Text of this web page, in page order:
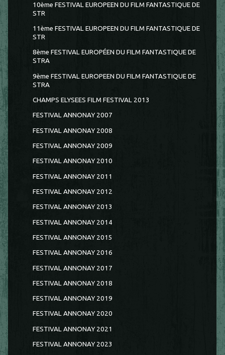
10ème FESTIVAL EUROPEEN DU FILM FANTASTIQUE DE
STR
11ème FESTIVAL EUROPEEN DU FILM FANTASTIQUE DE
STR
8ème FESTIVAL EUROPÉEN DU FILM FANTASTIQUE DE
STRA
9ème FESTIVAL EUROPEEN DU FILM FANTASTIQUE DE
STRA
CHAMPS ELYSEES FILM FESTIVAL 2013
FESTIVAL ANNONAY 2007
FESTIVAL ANNONAY 2008
FESTIVAL ANNONAY 2009
FESTIVAL ANNONAY 2010
FESTIVAL ANNONAY 2011
FESTIVAL ANNONAY 2012
FESTIVAL ANNONAY 2013
FESTIVAL ANNONAY 2014
FESTIVAL ANNONAY 2015
FESTIVAL ANNONAY 2016
FESTIVAL ANNONAY 2017
FESTIVAL ANNONAY 2018
FESTIVAL ANNONAY 2019
FESTIVAL ANNONAY 2020
FESTIVAL ANNONAY 2021
FESTIVAL ANNONAY 2023